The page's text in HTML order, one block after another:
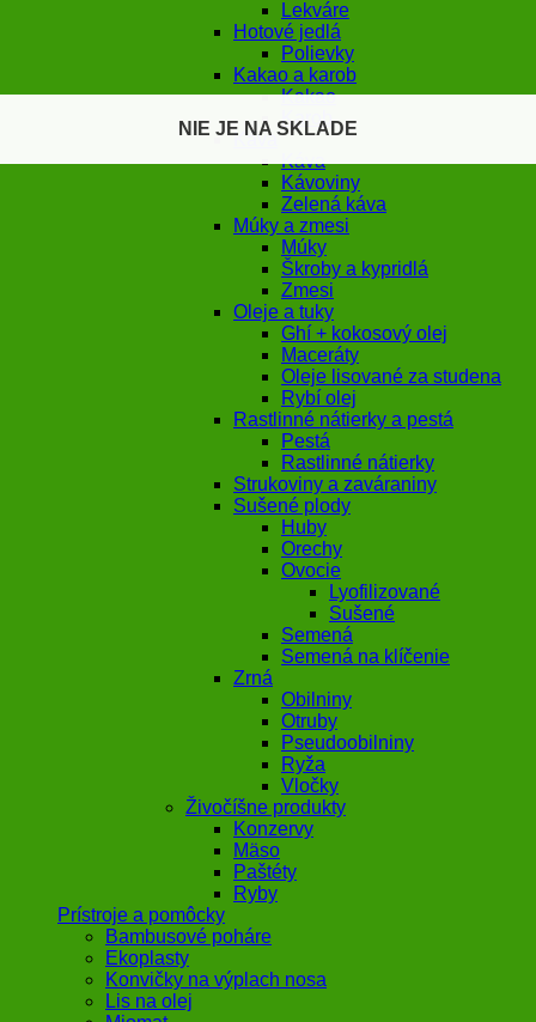
Lekváre
Hotové jedlá
Polievky
Kakao a karob
Kakao
Karob
Káva
Káva
Kávoviny
Zelená káva
Múky a zmesi
Múky
Škroby a kypridlá
Zmesi
Oleje a tuky
Ghí + kokosový olej
Maceráty
Oleje lisované za studena
Rybí olej
Rastlinné nátierky a pestá
Pestá
Rastlinné nátierky
Strukoviny a zaváraniny
Sušené plody
Huby
Orechy
Ovocie
Lyofilizované
Sušené
Semená
Semená na klíčenie
Zrná
Obilniny
Otruby
Pseudoobilniny
Ryža
Vločky
Živočíšne produkty
Konzervy
Mäso
Paštéty
Ryby
Prístroje a pomôcky
Bambusové poháre
Ekoplasty
Konvičky na výplach nosa
Lis na olej
NIE JE NA SKLADE
NIE JE NA SKLADE